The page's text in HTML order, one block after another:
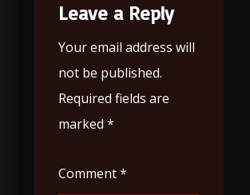
Leave a Reply
Your email address will
not be published.
Required fields are
marked *
Comment*